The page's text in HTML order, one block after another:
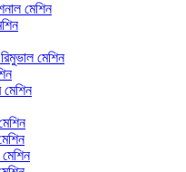
মেশিন
মেশিন